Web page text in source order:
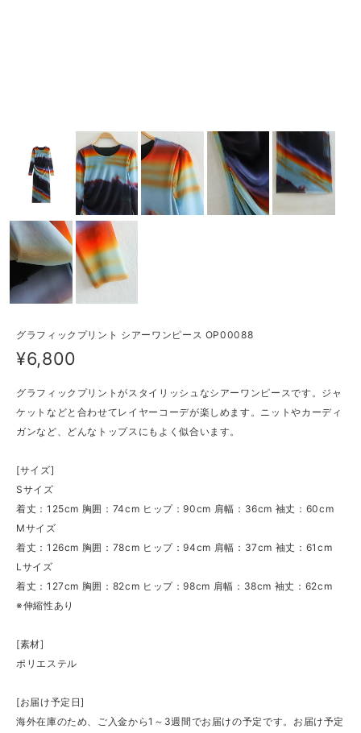
グラフィックプリント シアーワンピース OP00088
¥6,800
グラフィックプリントがスタイリッシュなシアーワンピースです。ジャ
ケットなどと合わせてレイヤーコーデが楽しめます。ニットやカーディ
ガンなど、どんなトップスにもよく似合います。
[サイズ]
Sサイズ
着丈：125cm 胸囲：74cm ヒップ：90cm 肩幅：36cm 袖丈：60cm
Mサイズ
着丈：126cm 胸囲：78cm ヒップ：94cm 肩幅：37cm 袖丈：61cm
Lサイズ
着丈：127cm 胸囲：82cm ヒップ：98cm 肩幅：38cm 袖丈：62cm
※伸縮性あり
[素材]
ポリエステル
[お届け予定日]
海外在庫のため、ご入金から1～3週間でお届けの予定です。お届け予定